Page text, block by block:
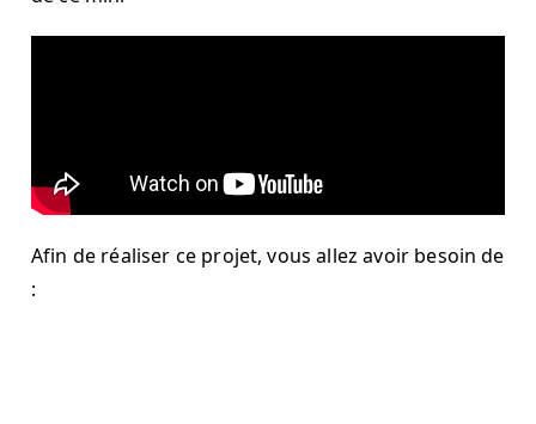
Afin de réaliser ce projet, vous allez avoir besoin de
: